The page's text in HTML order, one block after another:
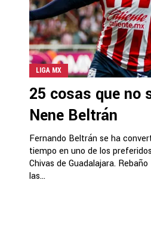
LIGA MX
25 cosas que no
Nene Beltrán
Fernando Beltrán se ha
tiempo en uno de los
Chivas de Guadalajara.
las...